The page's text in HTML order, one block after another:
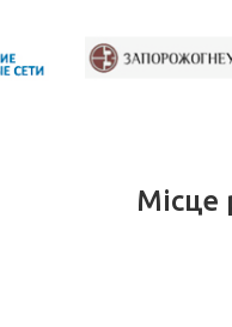
Місце